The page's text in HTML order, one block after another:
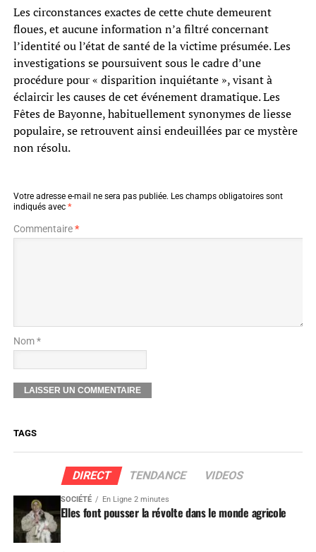
Les circonstances exactes de cette chute demeurent
floues, et aucune information n’a filtré concernant
l’identité ou l’état de santé de la victime présumée. Les
investigations se poursuivent sous le cadre d’une
procédure pour « disparition inquiétante », visant à
éclaircir les causes de cet événement dramatique. Les
Fêtes de Bayonne, habituellement synonymes de liesse
populaire, se retrouvent ainsi endeuillées par ce mystère
non résolu.
Votre adresse e-mail ne sera pas publiée. Les champs obligatoires sont
indiqués avec *
Commentaire*
Nom *
TAGS
DIRECT TENDANCE VIDEOS
SOCIÉTÉ En Ligne 2 minutes
Elles font pousser la révolte dans le monde agricole